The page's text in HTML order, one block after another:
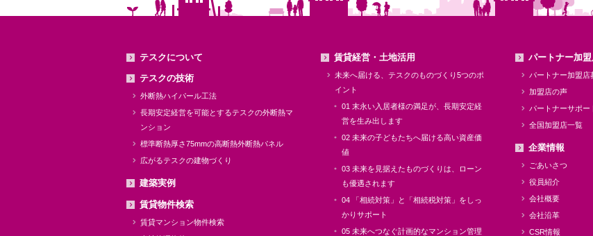
テスクについて
テスクの技術
外断熱ハイパール工法
長期安定経営を可能とするテスクの外断熱マ
ンション
標準断熱厚さ75mmの高断熱外断熱パネル
広がるテスクの建物づくり
建築実例
賃貸物件検索
賃貸マンション物件検索
賃貸経営・土地活用
未来へ届ける、テスクのものづくり5つのポ
イント
01 末永い入居者様の満足が、長期安定経
営を生み出します
02 未来の子どもたちへ届ける高い資産価
値
03 未来を見据えたものづくりは、ローン
も優遇されます
04 「相続対策」と「相続税対策」をしっ
かりサポート
05 未来へつなぐ計画的なマンション管理
パートナー加
パートナー加盟店
加盟店の声
パートナーサポー
全国加盟店一覧
企業情報
ごあいさつ
役員紹介
会社概要
会社沿革
CSR情報